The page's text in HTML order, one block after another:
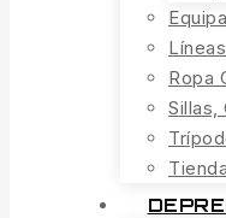
Ropa
Sillas,